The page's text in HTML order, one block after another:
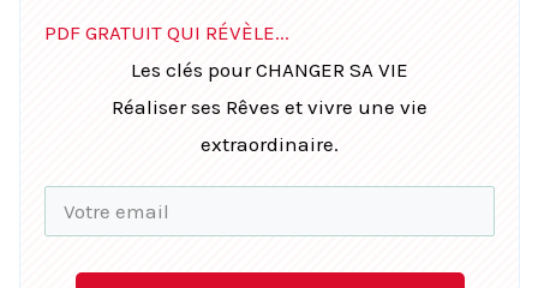
PDF GRATUIT QUI RÉVÈLE...
Les clés pour CHANGER SA VIE
Réaliser ses Rêves et vivre une vie
extraordinaire.